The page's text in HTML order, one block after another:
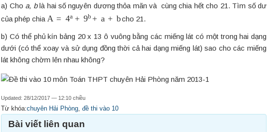
a) Cho a, blà hai số nguyên dương thỏa mãn và cùng chia hết cho 21. Tìm số dư
của phép chia A a+ 9 +a + cho 21.
b) Có thể phủ kín bảng 20 x 13 ô vuông bằng các miếng lát có một trong hai dạng
dưới (có thể xoay và sử dụng đồng thời cả hai dạng miếng lát) sao cho các miếng
lát không chờm lên nhau không?
Updated: 28/12/2017 — 12:10 chiều
Từ khóa:chuyên Hải Phòng,đề thi vào 10
Bài viết liên quan